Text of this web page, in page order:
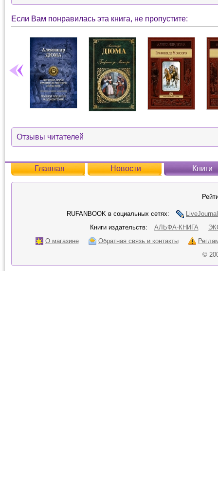
Если Вам понравилась эта книга, не пропустите:
Отзывы читателей
Главная Новости Книги
RUFANBOOK в социальных сетях:
LiveJournal
Книги издательств:
АЛЬФА-КНИГА
О магазине
Обратная связь и контакты
©